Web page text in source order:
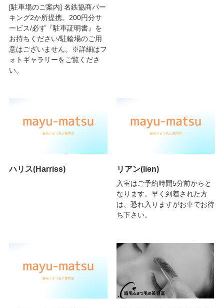
[駐車場のご案内] 名鉄協商パー
キング2か所提携。200円分サ
ービス/必ず『駐車証明書』を
お持ちください/駐輪場のご用
意はございません。※詳細はフ
ォトギャラリーをご覧くださ
い。
ハリス(Harriss) リアン(lien)
入室はご予約時間5分前からと
なります。早く到着された方
は、恐れ入りますがお車でお待
ち下さい。